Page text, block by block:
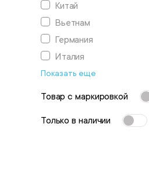
Китай
Вьетнам
Германия
Италия
Показать еще
Товар с маркировкой
Только в наличии